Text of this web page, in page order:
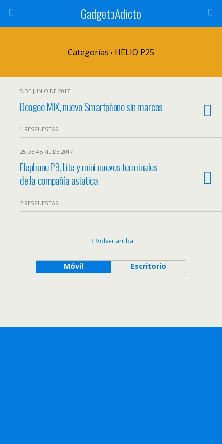
GadgetoAdicto
Categorías › HELIO P25
5 DE JUNIO DE 2017
Doogee MIX, nuevo Smartphone sin marcos
4 RESPUESTAS
25 DE ABRIL DE 2017
Elephone P8, Lite y mini nuevos terminales
de la compañía asiatica
2 RESPUESTAS
Volver arriba
Móvil Escritorio